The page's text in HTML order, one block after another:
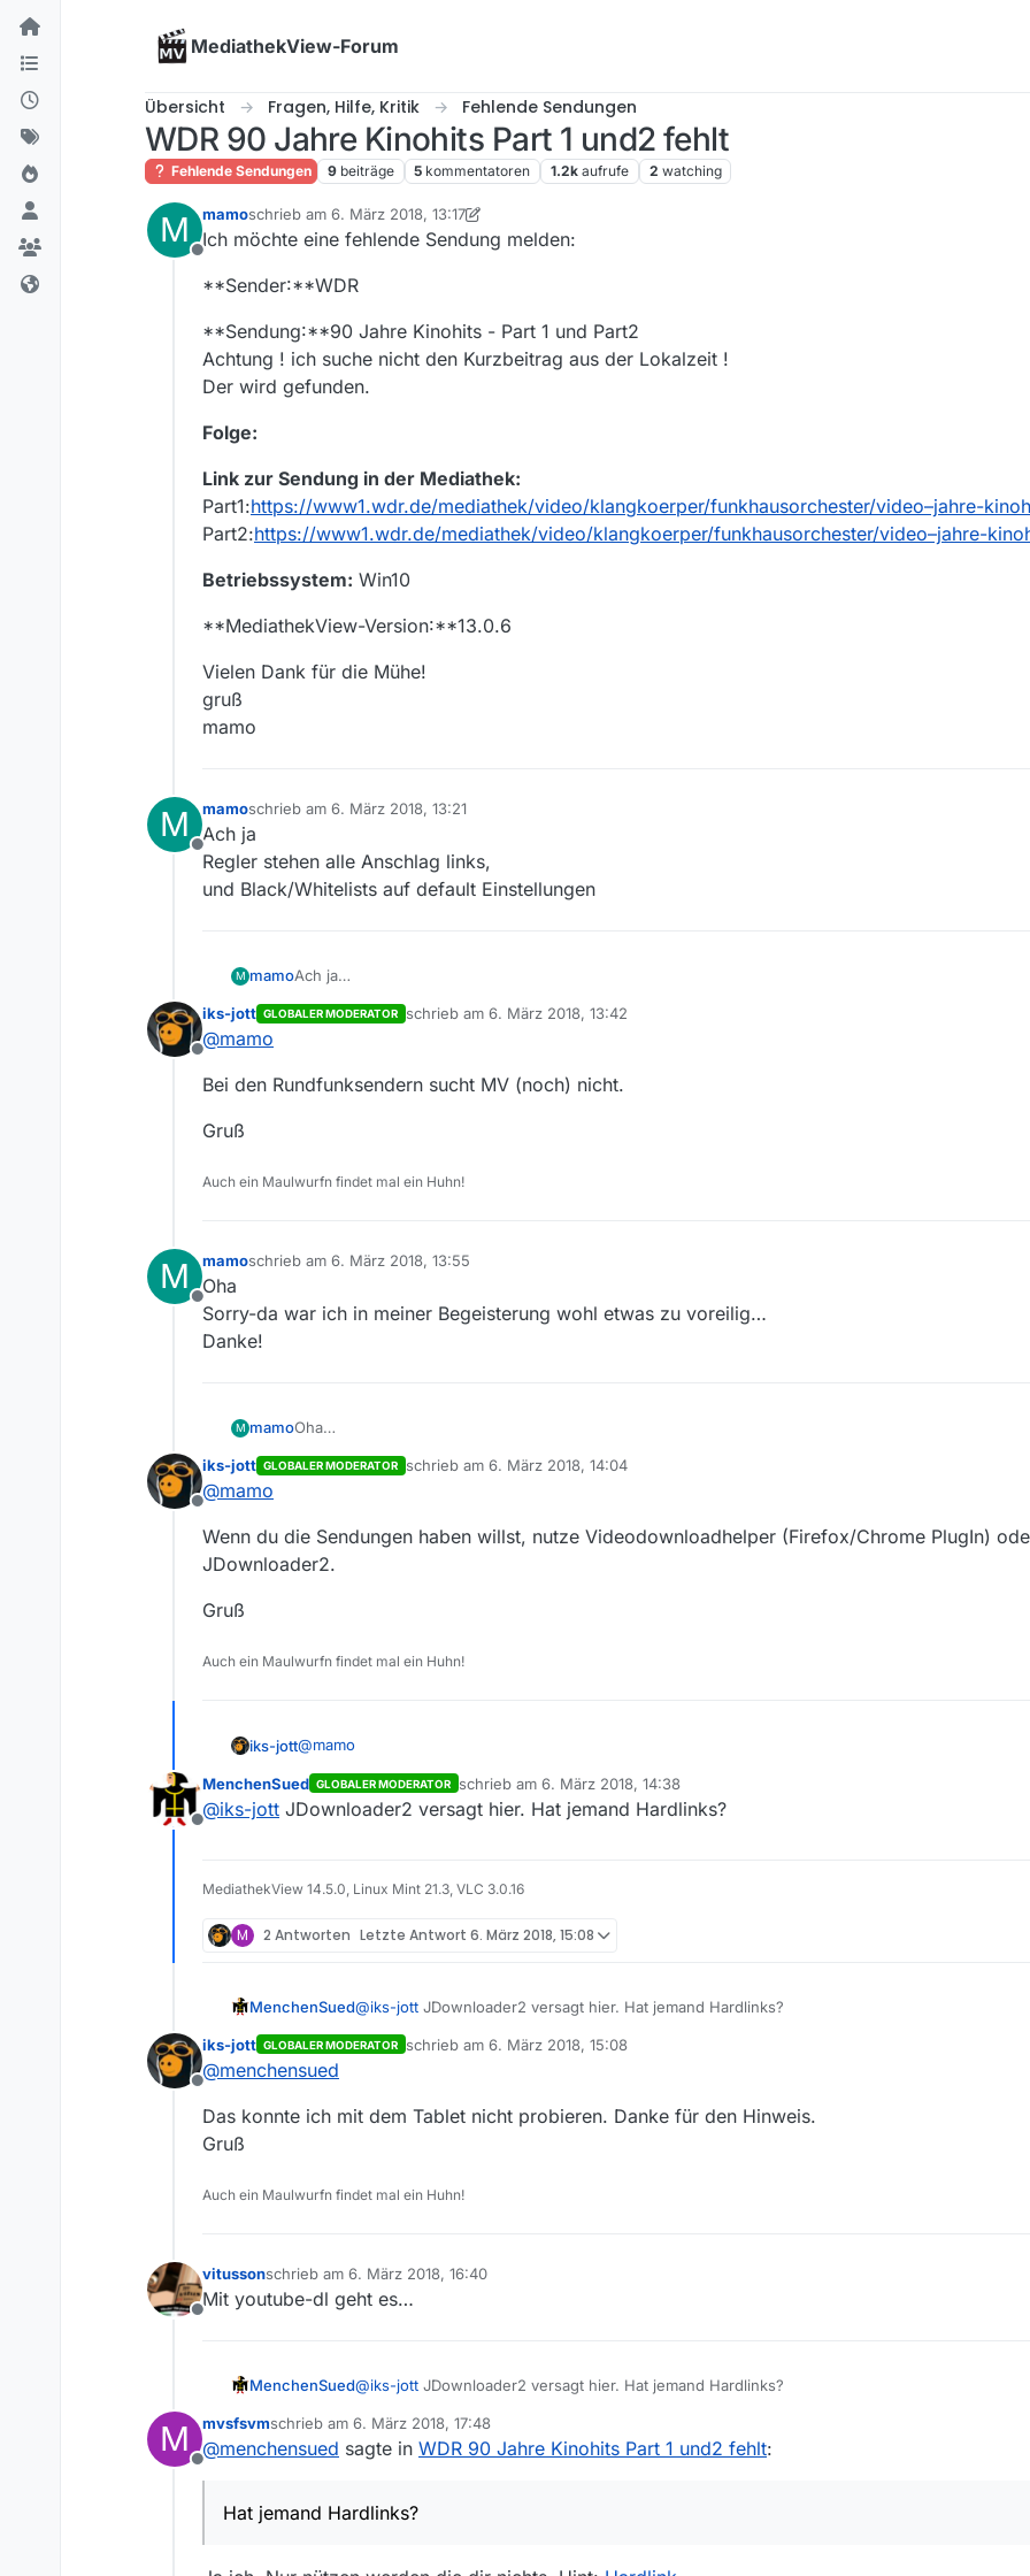
Skip to content
MediathekView-Forum
Übersicht Fragen, Hilfe, Kritik Fehlende Sendungen
WDR 90 Jahre Kinohits Part 1 und2 fehlt
Fehlende Sendungen 9 beiträge 5 kommentatoren 1.2k aufrufe 2 watching
M
Offline
mamoschrieb am 6. März 2018, 13:17
zuletzt editiert von MenchenSued
Ich möchte eine fehlende Sendung melden:
**Sender:**WDR
**Sendung:**90 Jahre Kinohits - Part 1 und Part2
Achtung ! ich suche nicht den Kurzbeitrag aus der Lokalzeit !
Der wird gefunden.
Folge:
Link zur Sendung in der Mediathek:
Part1:https://www1.wdr.de/mediathek/video/klangkoerper/funkhausorchester/video–jahre-
Part2:https://www1.wdr.de/mediathek/video/klangkoerper/funkhausorchester/video–jahre-
Betriebssystem: Win10
**MediathekView-Version:**13.0.6
Vielen Dank für die Mühe!
gruß
mamo
M
Offline
mamoschrieb am 6. März 2018, 13:21
zuletzt editiert von
Ach ja
Regler stehen alle Anschlag links,
und Black/Whitelists auf default Einstellungen
M mamoAch ja
und Black/Whitelists auf default Einstellungen
Offline
iks-jott GLOBALER MODERATOR schrieb am 6. März 2018, 13:42
zuletzt editiert von
@mamo
Bei den Rundfunksendern sucht MV (noch) nicht.
Gruß
Auch ein Maulwurfn findet mal ein Huhn!
M
Offline
mamoschrieb am 6. März 2018, 13:55
zuletzt editiert von
Oha
Sorry-da war ich in meiner Begeisterung wohl etwas zu voreilig…
Danke!
M mamoOha
Danke!
Offline
iks-jott GLOBALER MODERATOR schrieb am 6. März 2018, 14:04
zuletzt editiert von
@mamo
Wenn du die Sendungen haben willst, nutze Videodownloadhelper (Firefox/Chrome PlugIn)
JDownloader2.
Gruß
Auch ein Maulwurfn findet mal ein Huhn!
iks-jott@mamo
Wenn du die Sendungen haben willst, nutze Videodownloadhelper (Firefox/Chrome PlugIn) oder das
JDownloader2.
Offline
MenchenSued GLOBALER MODERATOR schrieb am 6. März 2018, 14:38
zuletzt editiert von
@iks-jott JDownloader2 versagt hier. Hat jemand Hardlinks?
MediathekView 14.5.0, Linux Mint 21.3, VLC 3.0.16
M 2 Antworten Letzte Antwort 6. März 2018, 15:08
MenchenSued@iks-jott JDownloader2 versagt hier. Hat jemand Hardlinks?
Offline
iks-jott GLOBALER MODERATOR schrieb am 6. März 2018, 15:08
zuletzt editiert von
@menchensued
Das konnte ich mit dem Tablet nicht probieren. Danke für den Hinweis.
Gruß
Auch ein Maulwurfn findet mal ein Huhn!
Offline
vitussonschrieb am 6. März 2018, 16:40
zuletzt editiert von
Mit youtube-dl geht es…
MenchenSued@iks-jott JDownloader2 versagt hier. Hat jemand Hardlinks?
M
Offline
mvsfsvmschrieb am 6. März 2018, 17:48
zuletzt editiert von
@menchensued sagte in WDR 90 Jahre Kinohits Part 1 und2 fehlt:
Hat jemand Hardlinks?